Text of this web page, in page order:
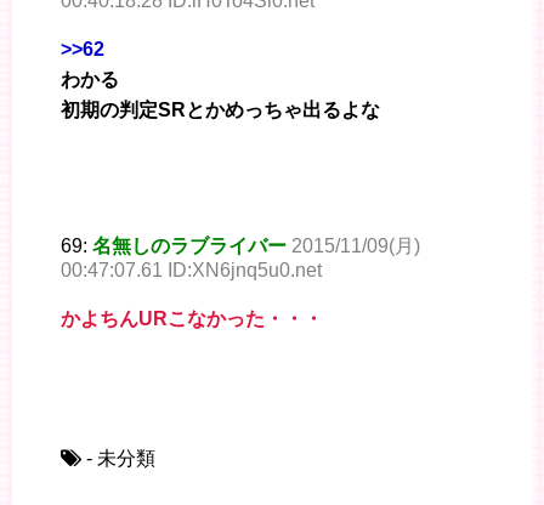
>>62
わかる
初期の判定SRとかめっちゃ出るよな
69: 名無しのラブライバー 2015/11/09(月)
00:47:07.61 ID:XN6jnq5u0.net
かよちんURこなかった・・・
- 未分類